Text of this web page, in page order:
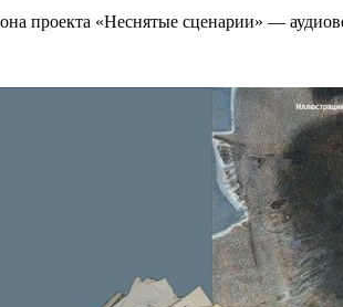
проекта «Неснятые сценарии» —